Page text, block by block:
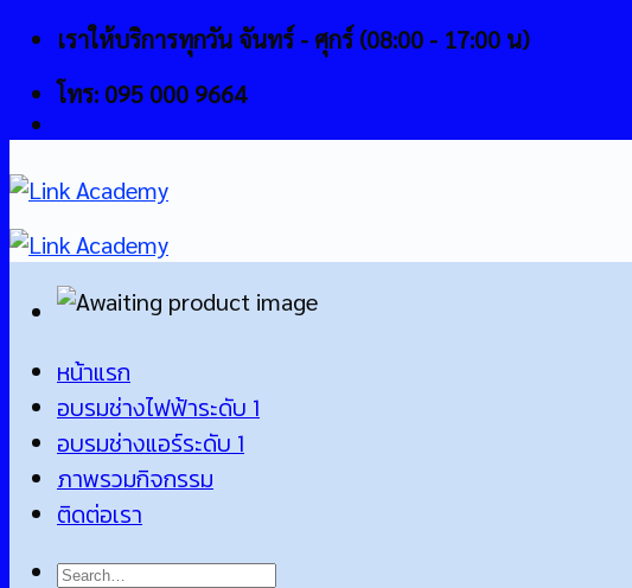
Skip
content
เราให้บริการทุกวัน จันทร์ - ศุกร์ (08:00 - 17:00 น)
โทร: 095 000 9664
หน้าแรก
อบรมช่างไฟฟ้าระดับ 1
อบรมช่างแอร์ระดับ 1
ภาพรวมกิจกรรม
ติดต่อเรา
Search